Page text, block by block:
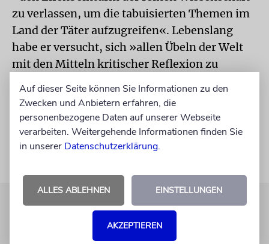
zu verlassen, um die tabuisierten Themen im
Land der Täter aufzugreifen«. Lebenslang
habe er versucht, sich »allen Übeln der Welt
mit den Mitteln kritischer Reflexion zu
bei, »uns für das Unwahre zu sensibilisieren«,
ist der Adorno-Biograf überzeugt.
Auf dieser Seite können Sie Informationen zu den
Zwecken und Anbietern erfahren, die
personenbezogene Daten auf unserer Webseite
verarbeiten. Weitergehende Informationen finden Sie
in unserer Datenschutzerklärung.
ALLES ABLEHNEN EINSTELLUNGEN
AKZEPTIEREN